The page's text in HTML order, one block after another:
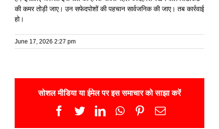
की कमर तोड़ी जाए। उन सफेदपोशों की पहचान सार्वजनिक की जाए। तब कार्रवाई
हो।
June 17, 2026 2:27 pm
सोशल मीडिया या ईमेल पर इस समाचार को साझा करें
Facebook
TwitterLinkedInWhatsApp
Pinterest
Email